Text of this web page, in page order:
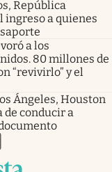
República
ingreso a quienes
a los
80 millones de
“revivirlo” y el
Ángeles, Houston
de conducir a
pestañapestaña
en nueva pestaña
abre en nueva pestaña